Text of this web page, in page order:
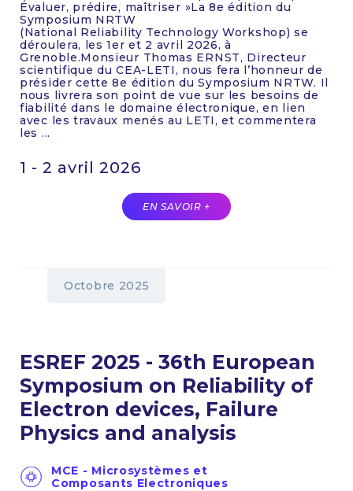
1 - 2 avril 2026
Évaluer, prédire, maîtriser »La 8e édition du
Symposium NRTW
(National Reliability Technology Workshop) se
déroulera, les 1er et 2 avril 2026, à
Grenoble.Monsieur Thomas ERNST, Directeur
scientifique du CEA-LETI, nous fera l’honneur de
présider cette 8e édition du Symposium NRTW. Il
nous livrera son point de vue sur les besoins de
fiabilité dans le domaine électronique, en lien
avec les travaux menés au LETI, et commentera
les ...
EN SAVOIR +
Octobre 2025
ESREF 2025 - 36th European
Symposium on Reliability of
Electron devices, Failure
Physics and analysis
MCE - Microsystèmes et
Composants Electroniques